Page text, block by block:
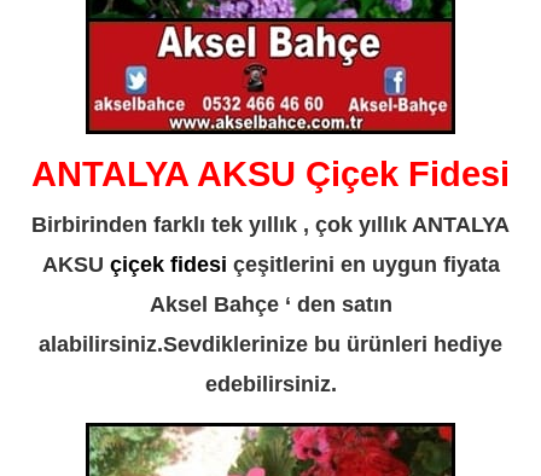
ANTALYA AKSU Çiçek Fidesi
Birbirinden farklı tek yıllık , çok yıllık ANTALYA
AKSU çiçek fidesi çeşitlerini en uygun fiyata
Aksel Bahçe ‘ den satın
alabilirsiniz.Sevdiklerinize bu ürünleri hediye
edebilirsiniz.